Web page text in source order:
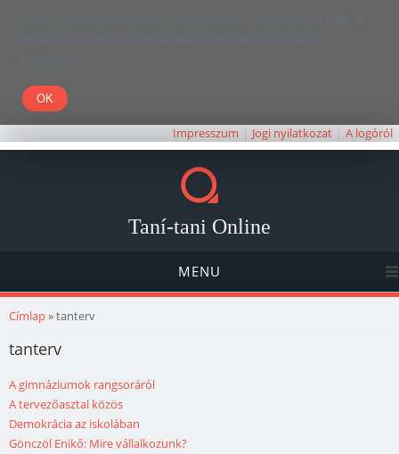
Kedves Olvasó! Weboldalunk böngészésével Ön elfogadja, hogy a
felhasználói élmény javítása céljából cookie-kat használunk.
Köszönjük!
Impresszum Jogi nyilatkozat A logóról
Taní-tani Online
MENU
Jelenlegi hely
Címlap» tanterv
tanterv
A gimnáziumok rangsoráról
A tervezőasztal közös
Demokrácia az iskolában
Gönczöl Enikő: Mire vállalkozunk?